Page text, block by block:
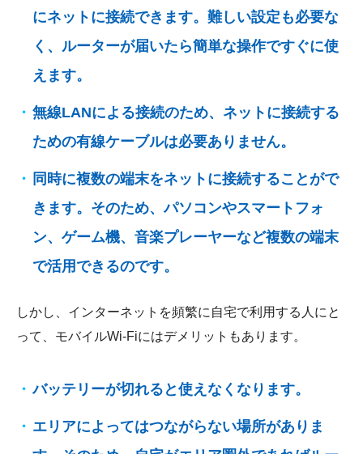
にネットに接続できます。難しい設定も必要な
く、ルーターが届いたら簡単な操作ですぐに使
えます。
無線LANによる接続のため、ネットに接続する
ための有線ケーブルは必要ありません。
同時に複数の端末をネットに接続することがで
きます。そのため、パソコンやスマートフォ
ン、ゲーム機、音楽プレーヤーなど複数の端末
で活用できるのです。
しかし、インターネットを頻繁に自宅で利用する人にと
って、モバイルWi-Fiにはデメリットもあります。
バッテリーが切れると使えなくなります。
エリアによってはつながらない場所がありま